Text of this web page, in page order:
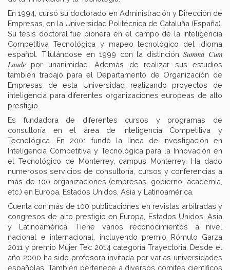
En 1994, cursó su doctorado en Administración y Dirección de
Empresas, en la Universidad Politécnica de Cataluña (España).
Su tesis doctoral fue pionera en el campo de la Inteligencia
Competitiva Tecnológica y mapeo tecnológico del idioma
español. Titulándose en 1999 con la distinciónSumma Cum
Laude por unanimidad. Además de realizar sus estudios
también trabajó para el Departamento de Organización de
Empresas de esta Universidad realizando proyectos de
inteligencia para diferentes organizaciones europeas de alto
prestigio.
Es fundadora de diferentes cursos y programas de
consultoría en el área de Inteligencia Competitiva y
Tecnológica. En 2001 fundó la línea de investigación en
Inteligencia Competitiva y Tecnológica para la Innovación en
el Tecnológico de Monterrey, campus Monterrey. Ha dado
numerosos servicios de consultoría, cursos y conferencias a
más de 100 organizaciones (empresas, gobierno, academia,
etc.) en Europa, Estados Unidos, Asia y Latinoamérica.
Cuenta con más de 100 publicaciones en revistas arbitradas y
congresos de alto prestigio en Europa, Estados Unidos, Asia
y Latinoamérica. Tiene varios reconocimientos a nivel
nacional e internacional, incluyendo premio Rómulo Garza
2011 y premio Mujer Tec 2014 categoría Trayectoria. Desde el
año 2000 ha sido profesora invitada por varias universidades
españolas. También pertenece a diversos comités científicos